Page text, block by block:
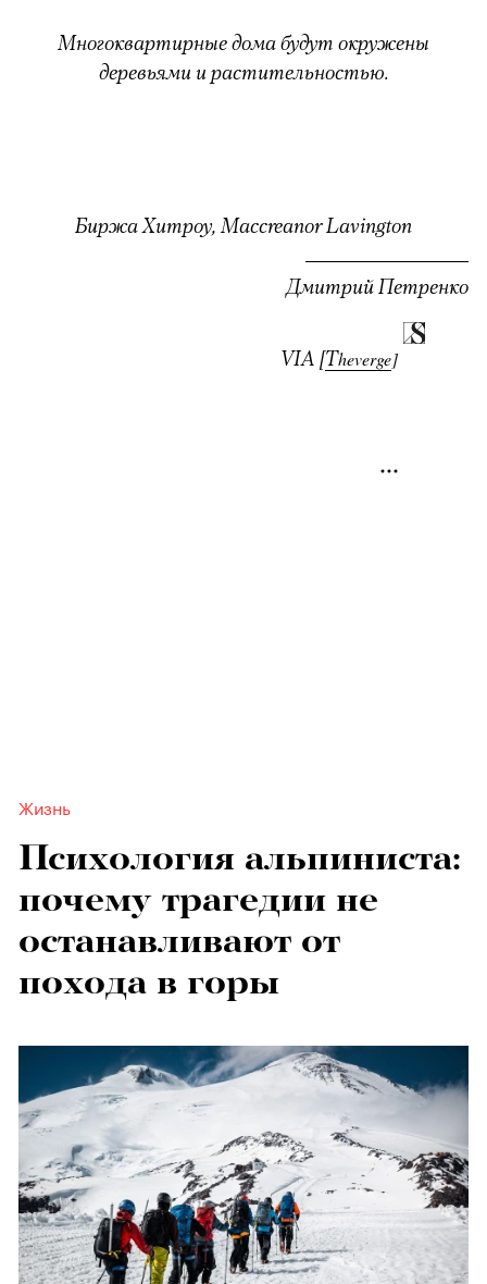
Многоквартирные дома будут окружены
деревьями и растительностью.
Биржа Хитроу, Maccreanor Lavington
Дмитрий Петренко
VIA [Theverge]
Жизнь
Психология альпиниста:
почему трагедии не
останавливают от
похода в горы